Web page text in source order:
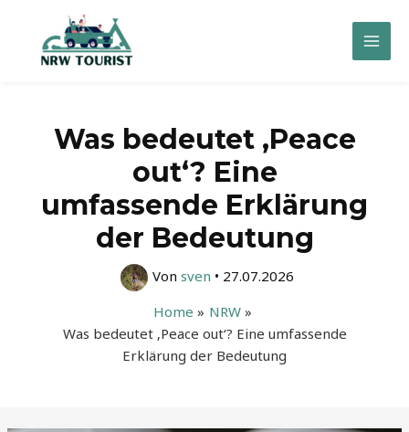
springen
Main
Was bedeutet ‚Peace
out‘? Eine
umfassende Erklärung
der Bedeutung
Von sven • 27.07.2026
Home
NRW
Was bedeutet ‚Peace out‘? Eine umfassende
Erklärung der Bedeutung